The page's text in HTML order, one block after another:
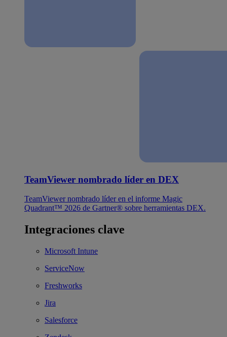
TeamViewer nombrado líder en DEX
TeamViewer nombrado líder en el informe Magic
Quadrant™ 2026 de Gartner® sobre herramientas DEX.
Integraciones clave
Microsoft Intune
ServiceNow
Freshworks
Jira
Salesforce